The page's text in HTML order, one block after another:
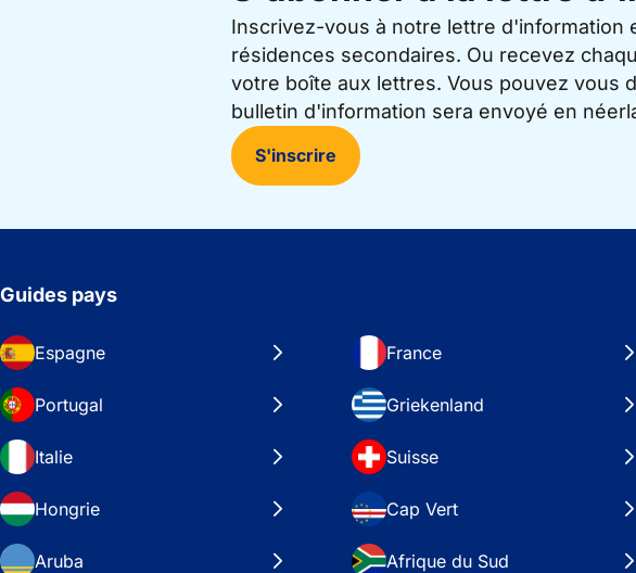
Inscrivez-vous à notre lettre d'information
résidences secondaires. Ou recevez
votre boîte aux lettres. Vous pouvez vous
bulletin d'information sera envoyé en
S'inscrire
Guides pays
Espagne France
Portugal Griekenland
Italie Suisse
Hongrie Cap Vert
Aruba Afrique du Sud